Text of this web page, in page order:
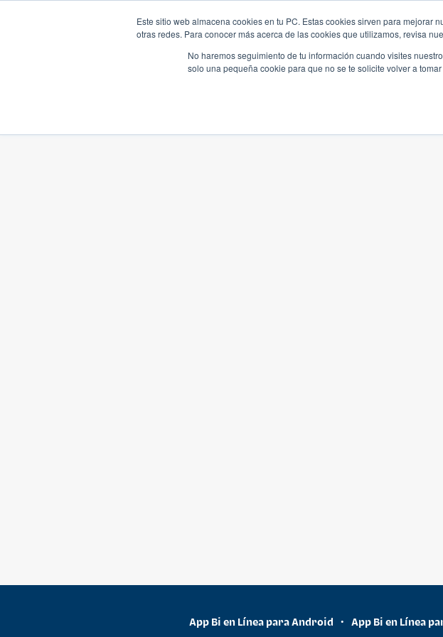
Este sitio web almacena cookies en tu PC. Estas cookies sirven para mejorar
otras redes. Para conocer más acerca de las cookies que utilizamos, revisa
No haremos seguimiento de tu información cuando visites
solo una pequeña cookie para que no se te solicite volver a
App Bi en Línea para Android • App Bi en Línea